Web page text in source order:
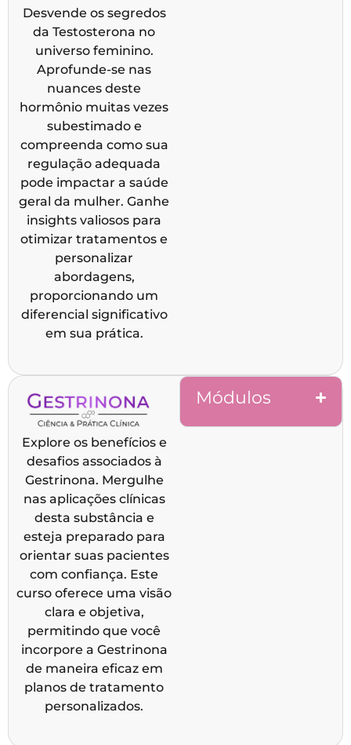
Desvende os segredos
da Testosterona no
universo feminino.
Aprofunde-se nas
nuances deste
hormônio muitas vezes
subestimado e
compreenda como sua
regulação adequada
pode impactar a saúde
geral da mulher. Ganhe
insights valiosos para
otimizar tratamentos e
personalizar
abordagens,
proporcionando um
diferencial significativo
em sua prática.
Explore os benefícios e
desafios associados à
Gestrinona. Mergulhe
nas aplicações clínicas
desta substância e
esteja preparado para
orientar suas pacientes
com confiança. Este
curso oferece uma visão
clara e objetiva,
permitindo que você
incorpore a Gestrinona
de maneira eficaz em
planos de tratamento
personalizados.
Módulos